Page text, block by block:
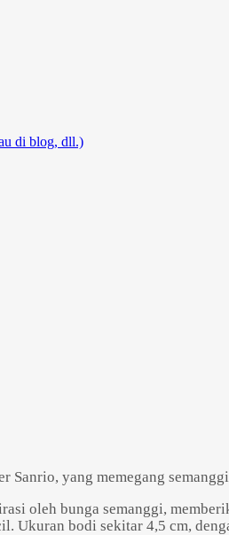
di blog, dll.)
yang memegang
oleh bunga semanggi,
Ukuran bodi sekitar 4,5 cm,